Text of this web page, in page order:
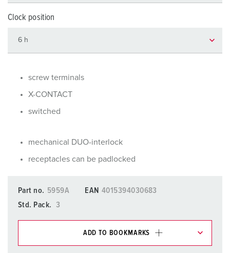
Clock position
screw terminals
X-CONTACT
switched
mechanical DUO-interlock
receptacles can be padlocked
Part no. 5959A EAN 4015394030683
Std. Pack.
3
ADD TO BOOKMARKS